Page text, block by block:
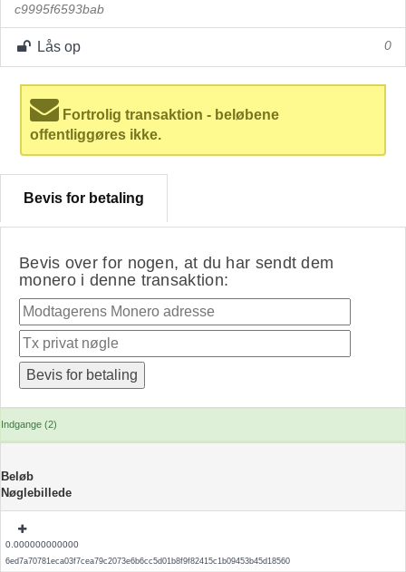
c9995f6593bab
Lås op 0
Fortrolig transaktion - beløbene
offentliggøres ikke.
Bevis for betaling
Bevis over for nogen, at du har sendt dem
monero i denne transaktion:
Indgange (2)
Beløb
Nøglebillede
0.000000000000
6ed7a70781eca03f7cea79c2073e6b6cc5d01b8f9f82415c1b09453b45d18560